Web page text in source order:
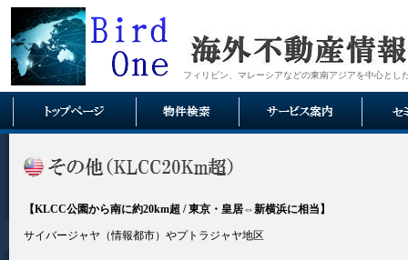
フィリピン、マレーシアなどの東南アジアを中心とし
【KLCC公園から南に約20km超 / 東京・皇居⇔新横浜に相当】
サイバージャヤ（情報都市）やプトラジャヤ地区